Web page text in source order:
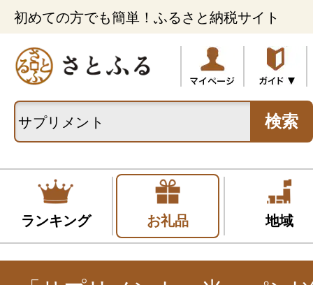
初めての方でも簡単！ふるさと納税サイト
検索
ランキング お礼品 地域